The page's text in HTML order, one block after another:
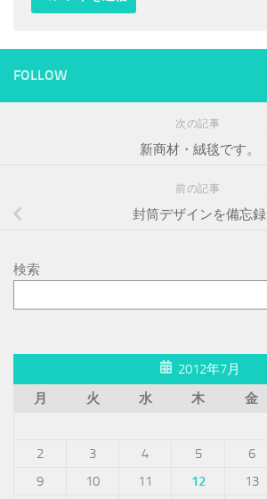
FOLLOW
次の記事
新商材・絨毯です。
前の記事
封筒デザインを備忘録
検索
2012年7月
月
火 水 木 金
2
3 4 5 6
9
10 11 12 13